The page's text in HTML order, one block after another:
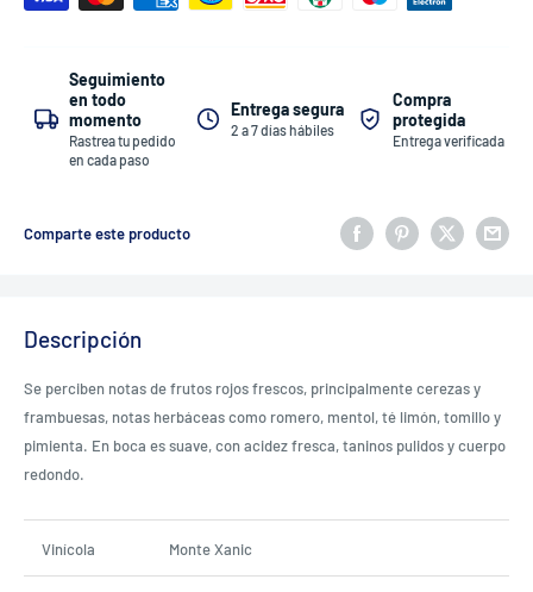
Seguimiento
en todo
momento
Rastrea tu pedido
en cada paso
Entrega segura
2 a 7 días hábiles
Compra
protegida
Entrega verificada
Comparte este producto
Descripción
Se perciben notas de frutos rojos frescos, principalmente cerezas y
frambuesas, notas herbáceas como romero, mentol, té limón, tomillo y
pimienta. En boca es suave, con acidez fresca, taninos pulidos y cuerpo
redondo.
Vinícola Monte Xanic